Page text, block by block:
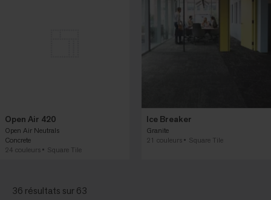
Open Air 420
Open Air Neutrals
Concrete
24 couleurs
Square Tile
Ice Breaker
Granite
21 couleurs
Square Tile
36 résultats sur 63